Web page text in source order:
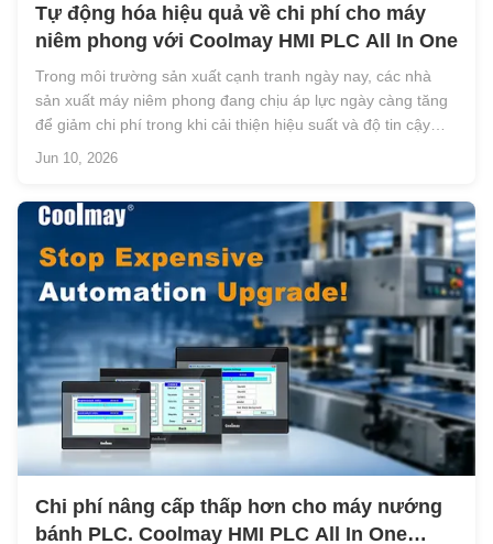
Tự động hóa hiệu quả về chi phí cho máy
niêm phong với Coolmay HMI PLC All In One
Trong môi trường sản xuất cạnh tranh ngày nay, các nhà
sản xuất máy niêm phong đang chịu áp lực ngày càng tăng
để giảm chi phí trong khi cải thiện hiệu suất và độ tin cậy
của máy.Các hệ thống điều khiển truyền thống thường yêu
Jun 10, 2026
Chi phí nâng cấp thấp hơn cho máy nướng
bánh PLC. Coolmay HMI PLC All In One